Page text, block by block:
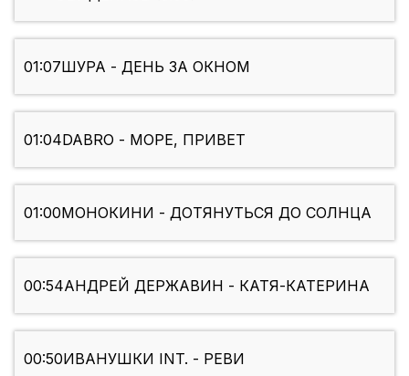
01:07ШУРА - ДЕНЬ ЗА ОКНОМ
01:04DABRO - МОРЕ, ПРИВЕТ
01:00МОНОКИНИ - ДОТЯНУТЬСЯ ДО СОЛНЦА
00:54АНДРЕЙ ДЕРЖАВИН - КАТЯ-КАТЕРИНА
00:50ИВАНУШКИ INT. - РЕВИ